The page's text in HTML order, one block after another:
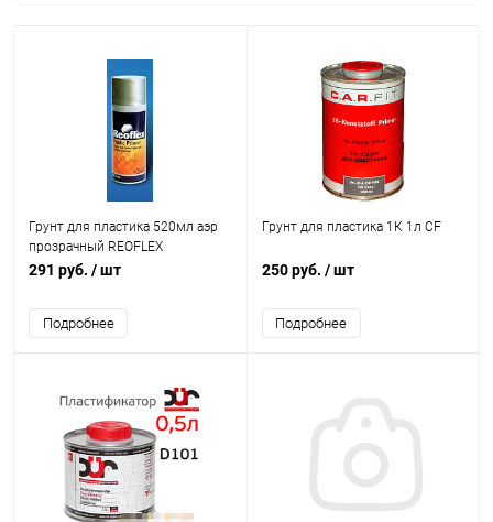
Грунт для пластика 520мл аэр
прозрачный REOFLEX
291 руб. / шт
Подробнее
Грунт для пластика 1К 1л CF
250 руб. / шт
Подробнее